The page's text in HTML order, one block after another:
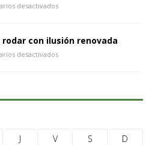
desactivados
rodar con ilusión renovada
desactivados
J V S
D